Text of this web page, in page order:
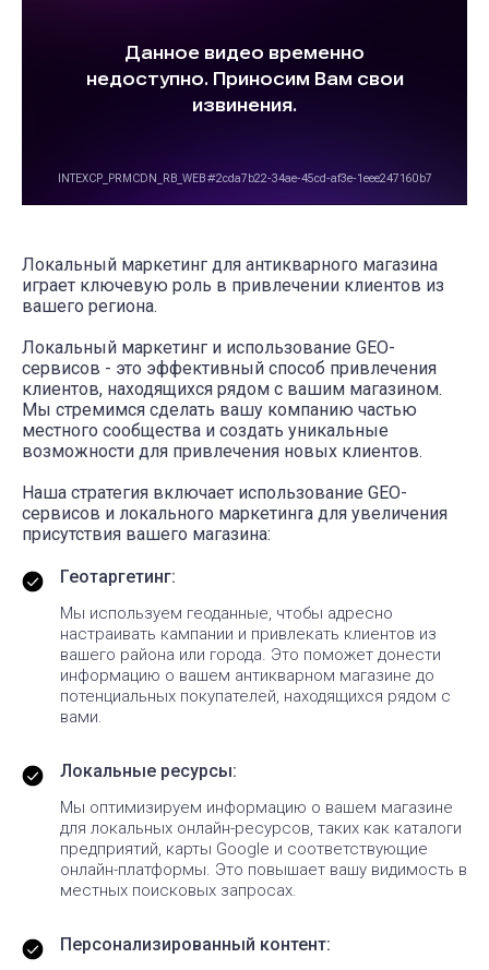
Локальный маркетинг для антикварного магазина
играет ключевую роль в привлечении клиентов из
вашего региона.
Локальный маркетинг и использование GEO-
сервисов - это эффективный способ привлечения
клиентов, находящихся рядом с вашим магазином.
Мы стремимся сделать вашу компанию частью
местного сообщества и создать уникальные
возможности для привлечения новых клиентов.
Наша стратегия включает использование GEO-
сервисов и локального маркетинга для увеличения
присутствия вашего магазина:
Геотаргетинг:
Мы используем геоданные, чтобы адресно
настраивать кампании и привлекать клиентов из
вашего района или города. Это поможет донести
информацию о вашем антикварном магазине до
потенциальных покупателей, находящихся рядом с
вами.
Локальные ресурсы:
Мы оптимизируем информацию о вашем магазине
для локальных онлайн-ресурсов, таких как каталоги
предприятий, карты Google и соответствующие
онлайн-платформы. Это повышает вашу видимость в
местных поисковых запросах.
Персонализированный контент: